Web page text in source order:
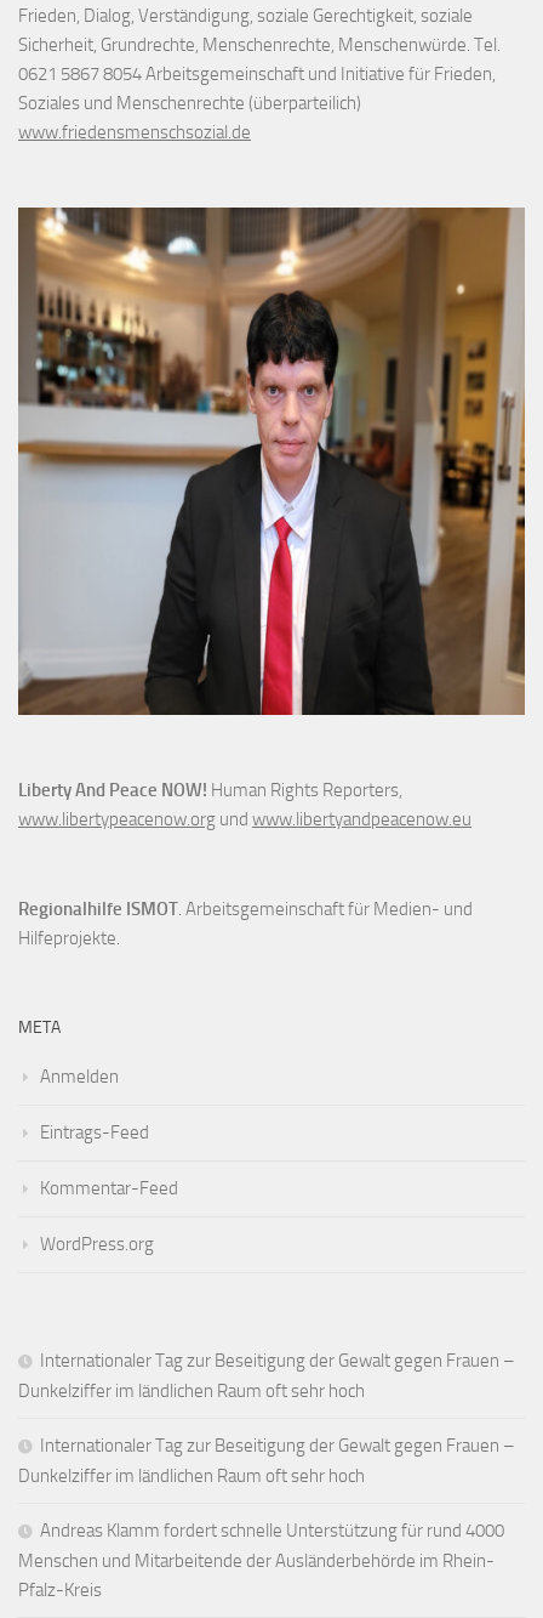
Frieden, Dialog, Verständigung, soziale Gerechtigkeit, soziale
Sicherheit, Grundrechte, Menschenrechte, Menschenwürde. Tel.
0621 5867 8054 Arbeitsgemeinschaft und Initiative für Frieden,
Soziales und Menschenrechte (überparteilich)
www.friedensmenschsozial.de
Liberty And Peace NOW! Human Rights Reporters,
www.libertypeacenow.org und www.libertyandpeacenow.eu
Regionalhilfe ISMOT. Arbeitsgemeinschaft für Medien- und
Hilfeprojekte.
META
Anmelden
Eintrags-Feed
Kommentar-Feed
WordPress.org
Internationaler Tag zur Beseitigung der Gewalt gegen Frauen –
Dunkelziffer im ländlichen Raum oft sehr hoch
Internationaler Tag zur Beseitigung der Gewalt gegen Frauen –
Dunkelziffer im ländlichen Raum oft sehr hoch
Andreas Klamm fordert schnelle Unterstützung für rund 4000
Menschen und Mitarbeitende der Ausländerbehörde im Rhein-
Pfalz-Kreis